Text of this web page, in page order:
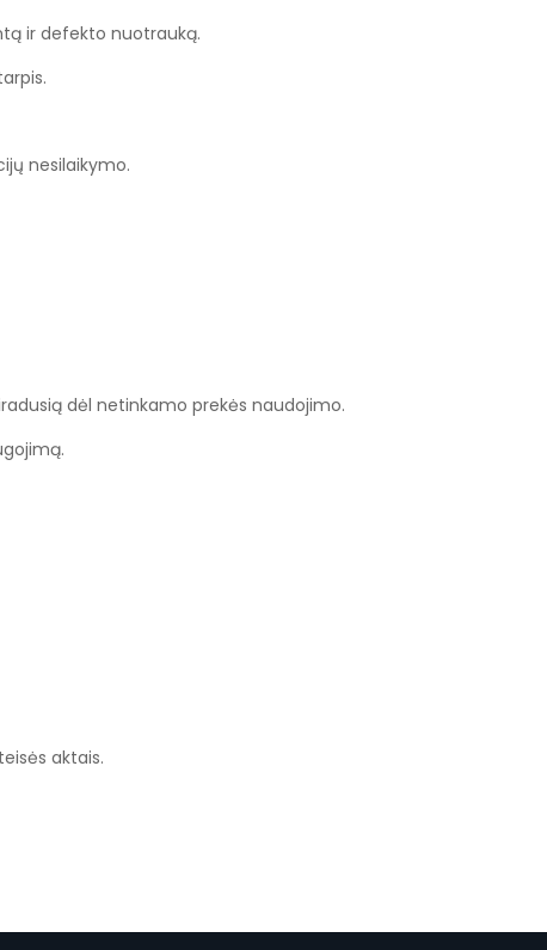
ir defekto nuotrauką.
nesilaikymo.
dėl netinkamo prekės naudojimo.
aktais.